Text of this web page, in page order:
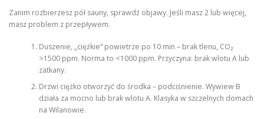
Zanim rozbierzesz pół sauny, sprawdź objawy. Jeśli masz 2 lub więcej,
masz problem z przepływem.
Duszenie, „ciężkie” powietrze po 10 min – brak tlenu, CO₂
>1500 ppm. Norma to <1000 ppm. Przyczyna: brak wlotu A lub
zatkany.
Drzwi ciężko otworzyć do środka – podciśnienie. Wywiew B
działa za mocno lub brak wlotu A. Klasyka w szczelnych domach
na Wilanowie.